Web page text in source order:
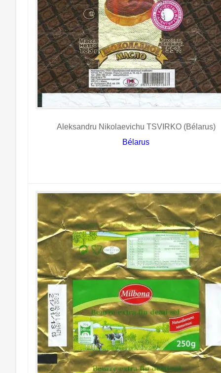
Aleksandru Nikolaevichu TSVIRKO (Bélarus)
Bélarus